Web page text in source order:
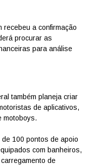
recebeu a confirmação
procurar as
para análise
também planeja criar
de aplicativos,
motoboys.
100 pontos de apoio
com banheiros,
de